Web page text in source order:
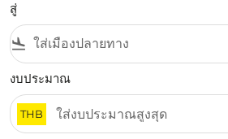
สู่
flight_land
งบประมาณ
THB